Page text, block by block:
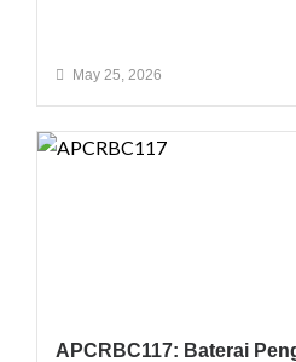
May 25, 2026
APCRBC117: Baterai